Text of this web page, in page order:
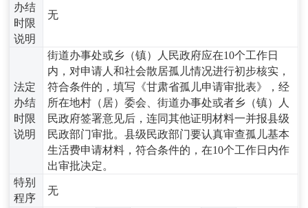
办结
时限
说明
无
法定
办结
时限
说明
街道办事处或乡（镇）人民政府应在10个工作日
内，对申请人和社会散居孤儿情况进行初步核实，
符合条件的，填写《甘肃省孤儿申请审批表》，经
所在地村（居）委会、街道办事处或者乡（镇）人
民政府签署意见后，连同其他证明材料一并报县级
民政部门审批。县级民政部门要认真审查孤儿基本
生活费申请材料，符合条件的，在10个工作日内作
出审批决定。
特别
程序
无